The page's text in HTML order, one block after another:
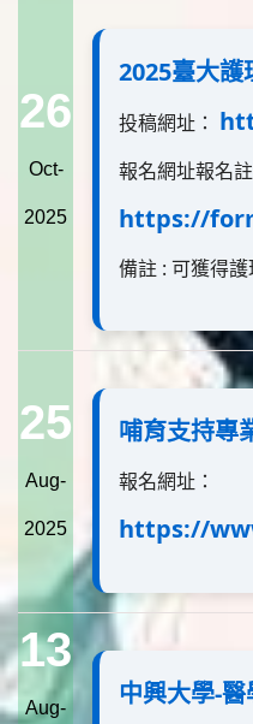
26
Oct-
2025
2025臺大護
投稿網址：
報名網址報名
https://
備註 : 可獲得
25
Aug-
2025
哺育支持專
報名網址：
https://
13
Aug-
中興大學-